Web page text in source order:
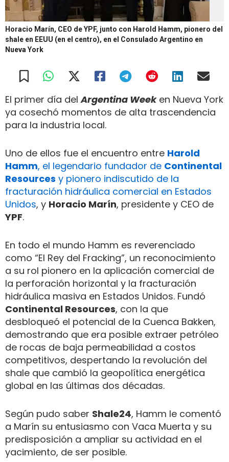
Horacio Marín, CEO de YPF, junto con Harold Hamm, pionero del
shale en EEUU (en el centro), en el Consulado Argentino en
Nueva York
El primer día delArgentina Weeken Nueva York
ya cosechó momentos de alta trascendencia
para la industria local.
Uno de ellos fue el encuentro entre Harold
Hamm, el legendario fundador de Continental
Resources y pionero indiscutido de la
fracturación hidráulica comercial en Estados
Unidos, y Horacio Marín, presidente y CEO de
YPF.
En todo el mundo Hamm es reverenciado
como “El Rey del Fracking”, un reconocimiento
a su rol pionero en la aplicación comercial de
la perforación horizontal y la fracturación
hidráulica masiva en Estados Unidos. Fundó
Continental Resources, con la que
desbloqueó el potencial de la Cuenca Bakken,
demostrando que era posible extraer petróleo
de rocas de baja permeabilidad a costos
competitivos, despertando la revolución del
shale que cambió la geopolítica energética
global en las últimas dos décadas.
Según pudo saber Shale24, Hamm le comentó
a Marín su entusiasmo con Vaca Muerta y su
predisposición a ampliar su actividad en el
yacimiento, de ser posible.